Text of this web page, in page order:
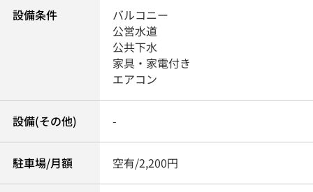
設備条件
バルコニー
公営水道
公共下水
家具・家電付き
エアコン
設備(その他) -
駐車場/月額 空有/2,200円